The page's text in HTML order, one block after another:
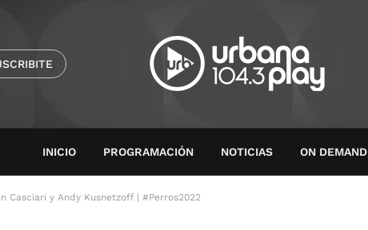
INICIO PROGRAMACIÓN NOTICIAS ON DEMAND
Casciari y Andy Kusnetzoff | #Perros2022